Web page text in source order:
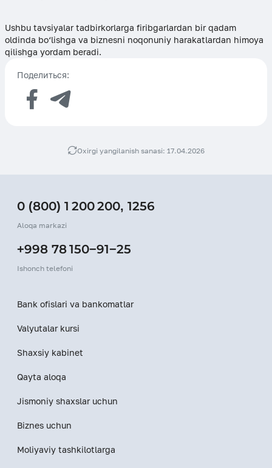
Ushbu tavsiyalar tadbirkorlarga firibgarlardan bir qadam
oldinda bo‘lishga va biznesni noqonuniy harakatlardan himoya
qilishga yordam beradi.
Поделиться:
Oxirgi yangilanish sanasi: 17.04.2026
0 (800) 1 200 200, 1256
Aloqa markazi
+998 78 150−91−25
Ishonch telefoni
Bank ofislari va bankomatlar
Valyutalar kursi
Shaxsiy kabinet
Qayta aloqa
Jismoniy shaxslar uchun
Biznes uchun
Moliyaviy tashkilotlarga